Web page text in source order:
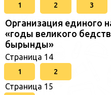
1 2 3
Организация единого
«годы великого
бырынды»
Страница 14
1 2
Страница 15